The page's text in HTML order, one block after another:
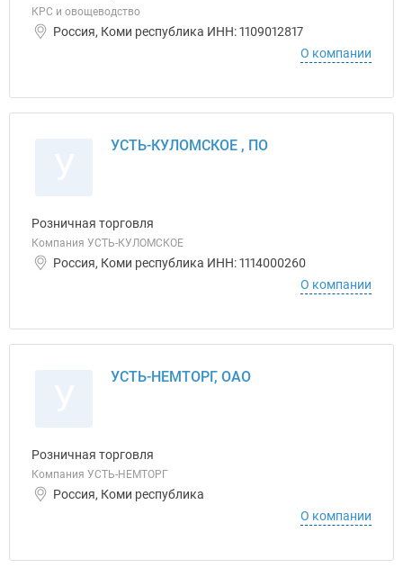
КРС и овощеводство
Россия, Коми республика ИНН: 1109012817
О компании
УСТЬ-КУЛОМСКОЕ , ПО
Розничная торговля
Компания УСТЬ-КУЛОМСКОЕ
Россия, Коми республика ИНН: 1114000260
О компании
УСТЬ-НЕМТОРГ, ОАО
Розничная торговля
Компания УСТЬ-НЕМТОРГ
Россия, Коми республика
О компании